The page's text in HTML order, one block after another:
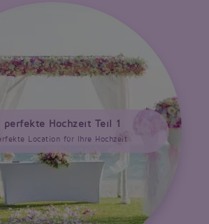
perfekte Hochzeit Teil 1
Location für Ihre Hochzeit